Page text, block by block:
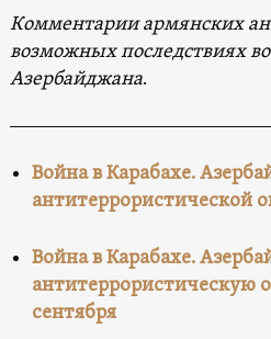
Комментарии армянских
возможных последствиях
Азербайджана.
Война в Карабахе.
антитеррористической
Война в Карабахе.
антитеррористическую
сентября